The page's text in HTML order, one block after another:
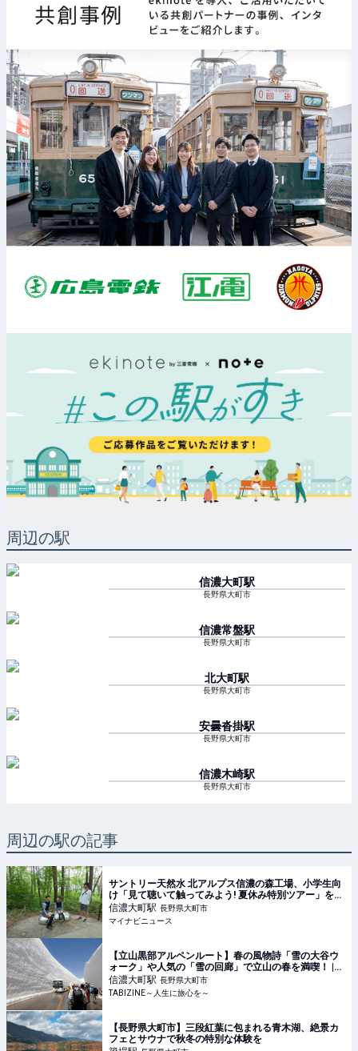
周辺の駅
信濃大町駅
長野県大町市
信濃常盤駅
長野県大町市
北大町駅
長野県大町市
安曇沓掛駅
長野県大町市
信濃木崎駅
長野県大町市
周辺の駅の記事
サントリー天然水 北アルプス信濃の森工場、小学生向
け「見て聴いて触ってみよう! 夏休み特別ツアー」を開
催
信濃大町駅 長野県大町市
マイナビニュース
【立山黒部アルペンルート】春の風物詩「雪の大谷ウ
ォーク」や人気の「雪の回廊」で立山の春を満喫！ |
TABIZINE～人生に旅心を～
信濃大町駅 長野県大町市
TABIZINE～人生に旅心を～
【長野県大町市】三段紅葉に包まれる青木湖、絶景カ
フェとサウナで秋冬の特別な体験を